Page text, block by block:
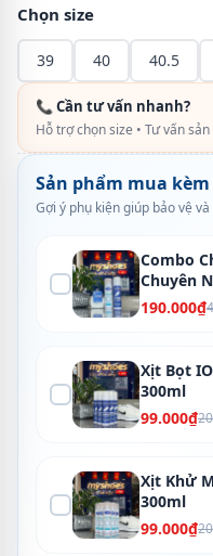
Chọn size
39 40 40.5
📞 Cần tư vấn nhanh?
Hỗ trợ chọn size • Tư vấn
Sản phẩm mua kèm
Gợi ý phụ kiện giúp bảo vệ
Combo
Chuyên
190.000₫
Xịt Bọt
300ml
99.000₫
Xịt Khử
300ml
99.000₫